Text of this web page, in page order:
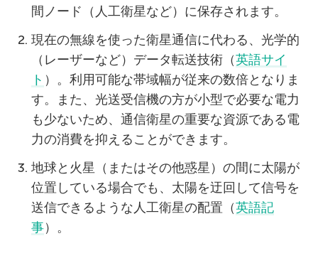
間ノード（人工衛星など）に保存されます。
現在の無線を使った衛星通信に代わる、光学的
（レーザーなど）データ転送技術（英語サイ
ト ）。利用可能な帯域幅が従来の数倍となりま
す。また、光送受信機の方が小型で必要な電力
も少ないため、通信衛星の重要な資源である電
力の消費を抑えることができます。
地球と火星（またはその他惑星）の間に太陽が
位置している場合でも、太陽を迂回して信号を
送信できるような人工衛星の配置（英語記
事）。